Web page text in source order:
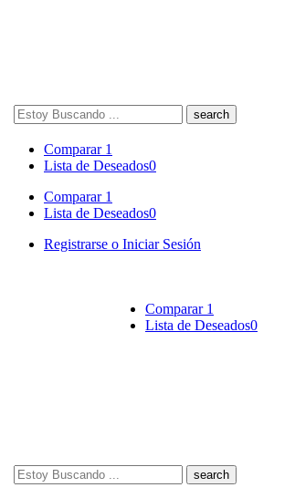
Search
here
Comparar 1
Lista de Deseados0
Comparar 1
Lista de Deseados0
Registrarse o Iniciar Sesión
Comparar 1
Lista de Deseados0
Search
here